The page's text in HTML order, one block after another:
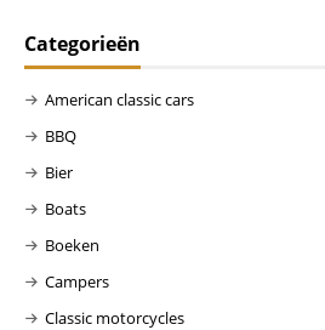
Categorieën
American classic cars
BBQ
Bier
Boats
Boeken
Campers
Classic motorcycles